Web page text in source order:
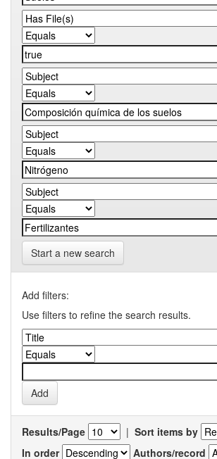
Start a new search
Add filters:
Use filters to refine the search results.
Results/Page | Sort items by
In order
Authors/record